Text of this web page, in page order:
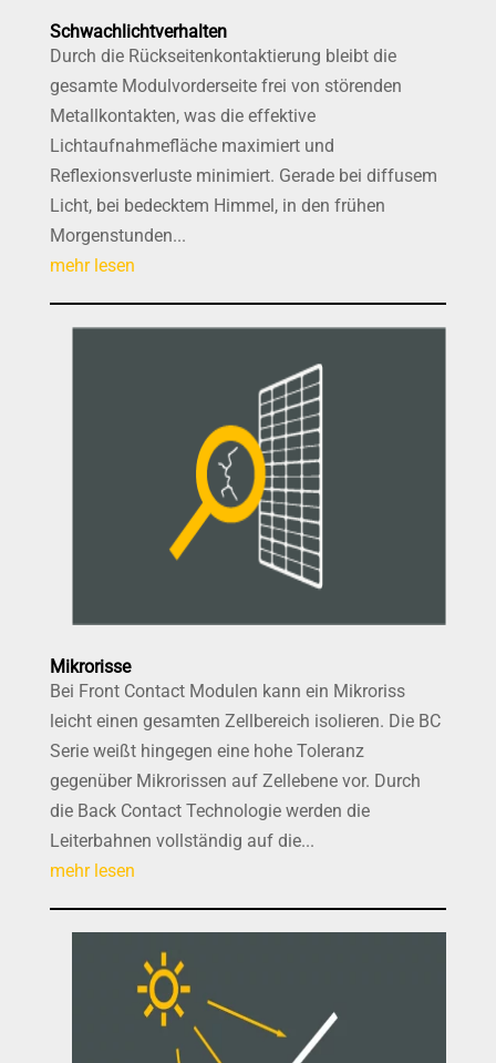
Schwachlichtverhalten
Durch die Rückseitenkontaktierung bleibt die
gesamte Modulvorderseite frei von störenden
Metallkontakten, was die effektive
Lichtaufnahmefläche maximiert und
Reflexionsverluste minimiert. Gerade bei diffusem
Licht, bei bedecktem Himmel, in den frühen
Morgenstunden...
mehr lesen
Mikrorisse
Bei Front Contact Modulen kann ein Mikroriss
leicht einen gesamten Zellbereich isolieren. Die BC
Serie weißt hingegen eine hohe Toleranz
gegenüber Mikrorissen auf Zellebene vor. Durch
die Back Contact Technologie werden die
Leiterbahnen vollständig auf die...
mehr lesen